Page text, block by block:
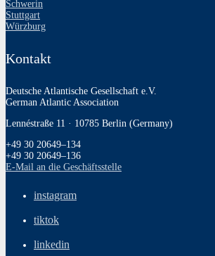
Schwerin
Stuttgart
Würzburg
Kontakt
Deutsche Atlantische Gesellschaft e.V.
German Atlantic Association
Lennéstraße 11 · 10785 Berlin (Germany)
+49 30 20649–134
+49 30 20649–136
E‑Mail an die Geschäftsstelle
instagram
tiktok
linkedin